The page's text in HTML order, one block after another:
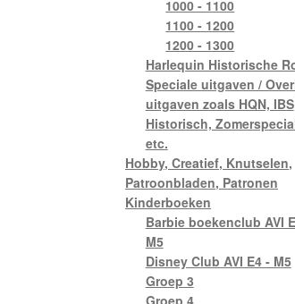
1000 - 1100
1100 - 1200
1200 - 1300
Harlequin Historische
Speciale uitgaven /
uitgaven zoals HQN, IBS
Historisch,
etc.
Hobby, Creatief, Knutselen,
Patroonbladen, Patronen
Kinderboeken
Barbie boekenclub AVI
M5
Disney Club AVI E4 - M5
Groep 3
Groep 4